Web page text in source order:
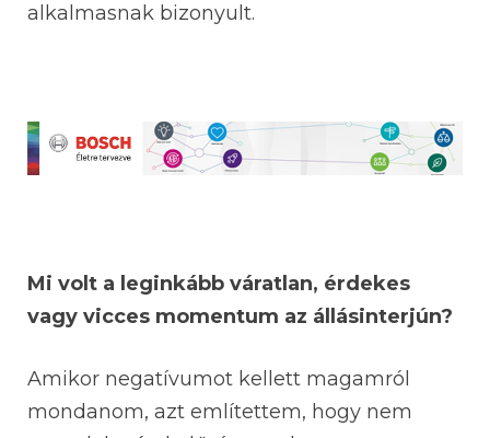
alkalmasnak bizonyult.
Mi volt a leginkább váratlan, érdekes
vagy vicces momentum az állásinterjún?
Amikor negatívumot kellett magamról
mondanom, azt említettem, hogy nem